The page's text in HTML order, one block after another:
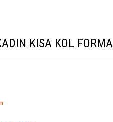
KISA KOL FORMA